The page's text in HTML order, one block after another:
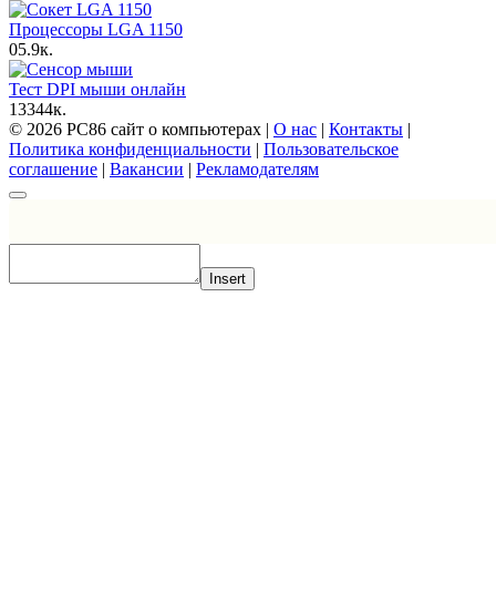
Процессоры LGA 1150
05.9к.
Тест DPI мыши онлайн
13344к.
© 2026 PC86 сайт о компьютерах | О нас | Контакты |
Политика конфиденциальности | Пользовательское
соглашение | Вакансии | Рекламодателям
Insert